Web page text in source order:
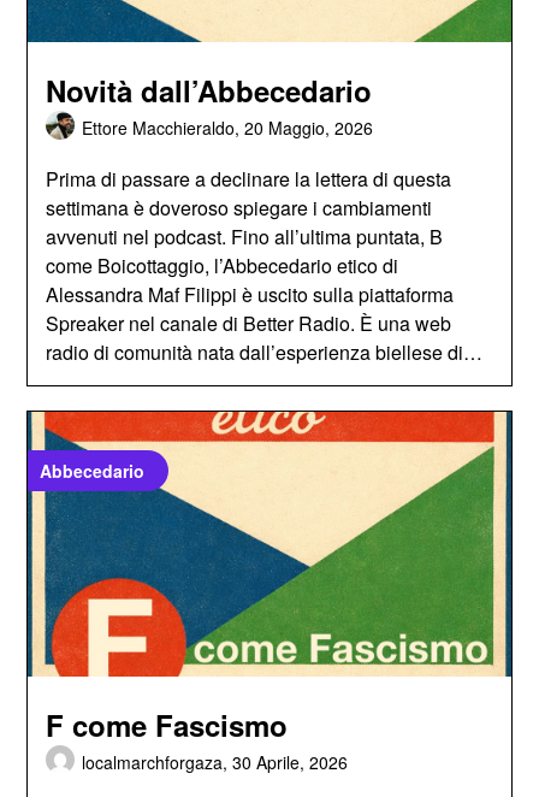
Novità dall’Abbecedario
Ettore Macchieraldo,20 Maggio, 2026
Prima di passare a declinare la lettera di questa
settimana è doveroso spiegare i cambiamenti
avvenuti nel podcast. Fino all’ultima puntata, B
come Boicottaggio, l’Abbecedario etico di
Alessandra Maf Filippi è uscito sulla piattaforma
Spreaker nel canale di Better Radio. È una web
radio di comunità nata dall’esperienza biellese di…
Abbecedario
F come Fascismo
localmarchforgaza,30 Aprile, 2026